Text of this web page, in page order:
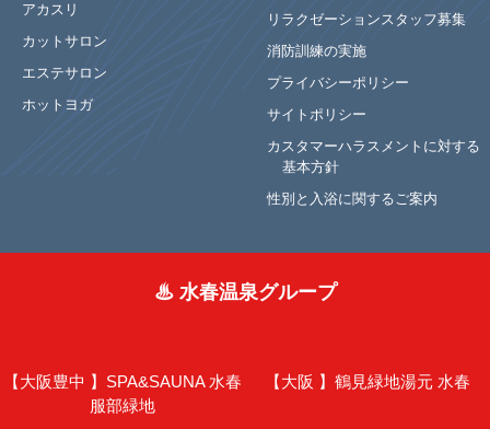
アカスリ
カットサロン
エステサロン
ホットヨガ
リラクゼーションスタッフ募集
消防訓練の実施
プライバシーポリシー
サイトポリシー
カスタマーハラスメントに対する
基本方針
性別と入浴に関するご案内
♨ 水春温泉グループ
【大阪豊中 】 SPA&SAUNA 水春
服部緑地
【大阪 】 鶴見緑地湯元 水春